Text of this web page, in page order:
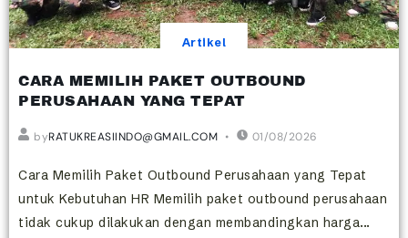
Artikel
CARA MEMILIH PAKET OUTBOUND
PERUSAHAAN YANG TEPAT
byRATUKREASIINDO@GMAIL.COM 01/08/2026
Cara Memilih Paket Outbound Perusahaan yang Tepat
untuk Kebutuhan HR Memilih paket outbound perusahaan
tidak cukup dilakukan dengan membandingkan harga...